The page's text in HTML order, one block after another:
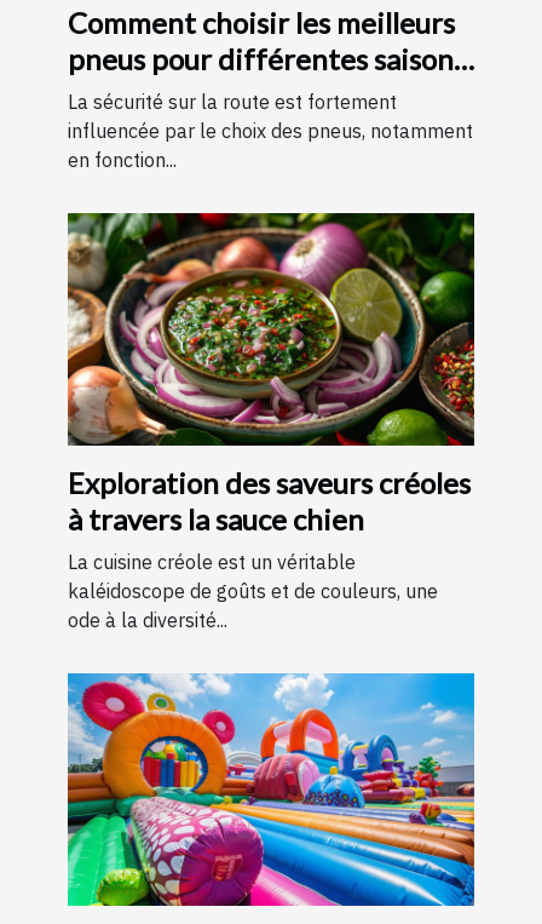
Comment choisir les meilleurs
pneus pour différentes saisons
?
La sécurité sur la route est fortement
influencée par le choix des pneus, notamment
en fonction...
Exploration des saveurs créoles
à travers la sauce chien
La cuisine créole est un véritable
kaléidoscope de goûts et de couleurs, une
ode à la diversité...